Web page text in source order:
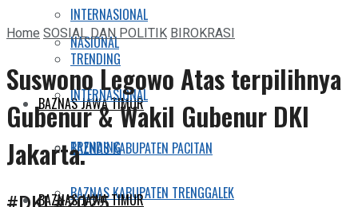
INTERNASIONAL
TRENDING
BAZNAS JAWA TIMUR
BAZNAS KABUPATEN PACITAN
BAZNAS KABUPATEN TRENGGALEK
NASIONAL
INTERNASIONAL
TRENDING
BAZNAS JAWA TIMUR
HomeSOSIAL DAN POLITIKBIROKRASI
Suswono Legowo Atas terpilihnya
Gubenur & Wakil Gubenur DKI
Jakarta.